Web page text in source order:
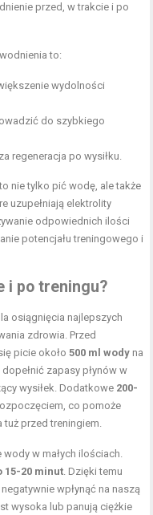
przed, w trakcie i po
to:
wydolności
do szybkiego
regeneracja po wysiłku.
nie tylko pić wodę, ale także
uzupełniają elektrolity
odpowiednich ilości
potencjału treningowego i
i po treningu?
osiągnięcia najlepszych
zdrowia. Przed
picie około500 ml wody na
zapasy płynów w
wysiłek. Dodatkowe 200-
co pomoże
przed treningiem.
w małych ilościach.
15-20 minut. Dzięki temu
wpłynąć na naszą
wysoka lub panują ciężkie